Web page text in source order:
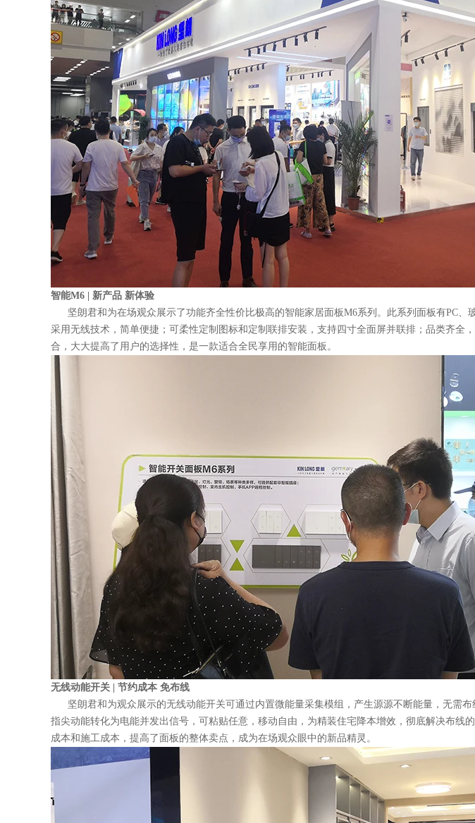
智能M6 | 新产品 新体验
坚朗君和为在场观众展示了功能齐全性价比极高的智能家居面板M6系列。此系列面板有PC、
采用无线技术，简单便捷；可柔性定制图标和定制联排安装，支持四寸全面屏并联排；品类齐全
合，大大提高了用户的选择性，是一款适合全民享用的智能面板。
无线动能开关 | 节约成本 免布线
坚朗君和为观众展示的无线动能开关可通过内置微能量采集模组，产生源源不断能量，无需布
指尖动能转化为电能并发出信号，可粘贴任意，移动自由，为精装住宅降本增效，彻底解决布线
成本和施工成本，提高了面板的整体卖点，成为在场观众眼中的新品精灵。